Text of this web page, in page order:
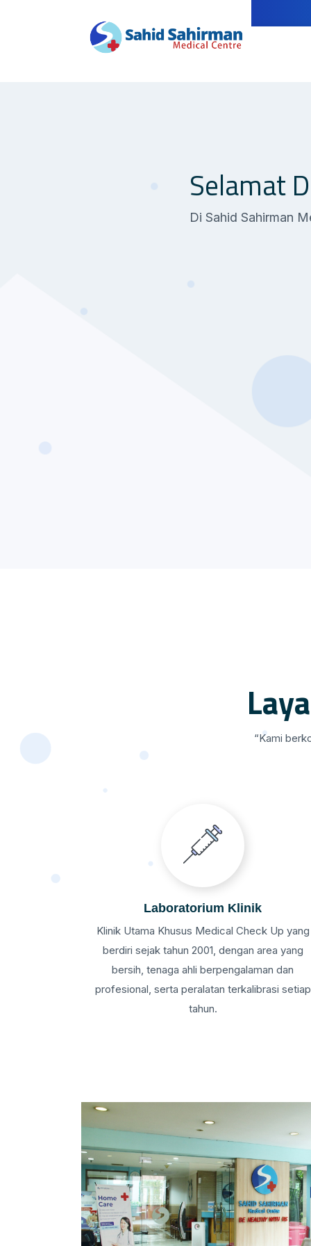
Selamat
Di Sahid Sahirman
“Kami
Laboratorium Klinik
Klinik Utama Khusus Medical Check Up yang
berdiri sejak tahun 2001, dengan area yang
bersih, tenaga ahli berpengalaman dan
profesional, serta peralatan terkalibrasi setiap
tahun.